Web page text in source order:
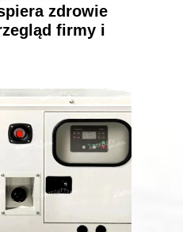
zdrowie
firmy i